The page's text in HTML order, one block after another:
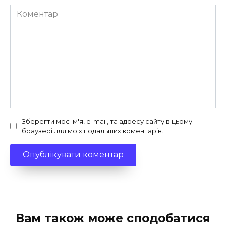
Коментар
Зберегти моє ім'я, e-mail, та адресу сайту в цьому
браузері для моїх подальших коментарів.
Вам також може сподобатися